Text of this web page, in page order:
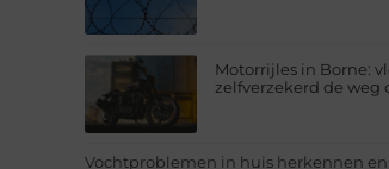
Motorrijles in Borne:
zelfverzekerd de weg
Vochtproblemen in huis herkennen